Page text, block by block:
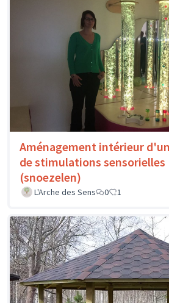
Aménagement intérieur
de stimulations sensorielles
(snoezelen)
L'Arche des Sens 0 1